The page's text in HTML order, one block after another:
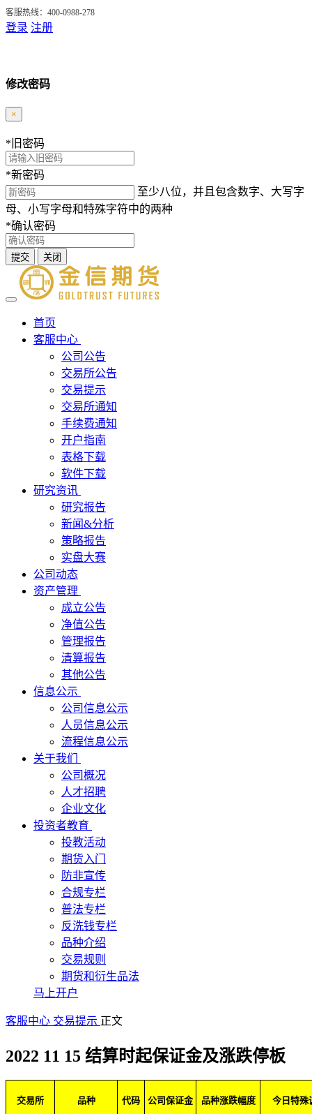
客服热线：400-0988-278
登录 注册
修改密码
×
* 旧密码
*新密码
至少八位，并且包含数字、大写字
母、小写字母和特殊字符中的两种
*确认密码
提交 关闭
首页
客服中心
公司公告
交易所公告
交易提示
交易所通知
手续费通知
开户指南
表格下载
软件下载
研究资讯
研究报告
新闻&分析
策略报告
实盘大赛
公司动态
资产管理
成立公告
净值公告
管理报告
清算报告
其他公告
信息公示
公司信息公示
人员信息公示
流程信息公示
关于我们
公司概况
人才招聘
企业文化
投资者教育
投教活动
期货入门
防非宣传
合规专栏
普法专栏
反洗钱专栏
品种介绍
交易规则
期货和衍生品法
马上开户
客服中心 交易提示 正文
2022 11 15 结算时起保证金及涨跌停板
交易所 品种 代码 公司保证金 品种涨跌幅度 今日特殊